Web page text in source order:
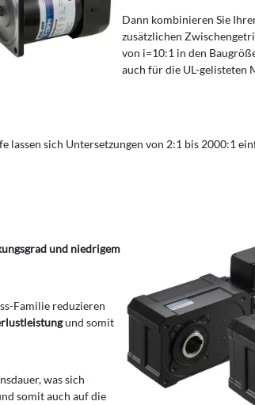
Dann kombinieren Sie
zusätzlichen
von i=10:1 in den
auch für die UL-gelisteten
sich Untersetzungen von 2:1 bis 2000:1
und niedrigem
Familie reduzieren
und somit
was sich
somit auch auf die